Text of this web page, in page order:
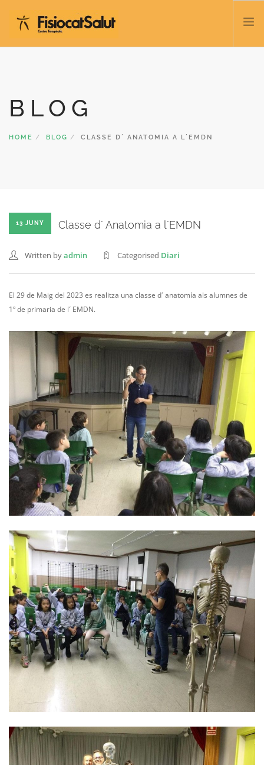
NOSALTRES
BLOC
BLOG
HOME BLOG CLASSE D´ ANATOMIA A L´EMDN
13 JUNY Classe d´ Anatomia a l´EMDN
Written byadmin Categorised Diari
El 29 de Maig del 2023 es realitza una classe d´ anatomía als alumnes de
1º de primaria de l´ EMDN.